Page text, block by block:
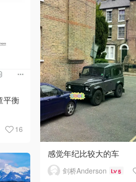
平衡
16
感觉年纪比较大的车
剑桥Anderson 5